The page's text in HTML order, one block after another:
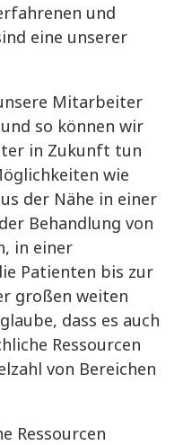
und
eine unserer
Mitarbeiter
so können wir
in Zukunft tun
wie
der Nähe in einer
Behandlung von
in einer
Patienten bis zur
großen weiten
dass es auch
Ressourcen
von Bereichen
Ressourcen